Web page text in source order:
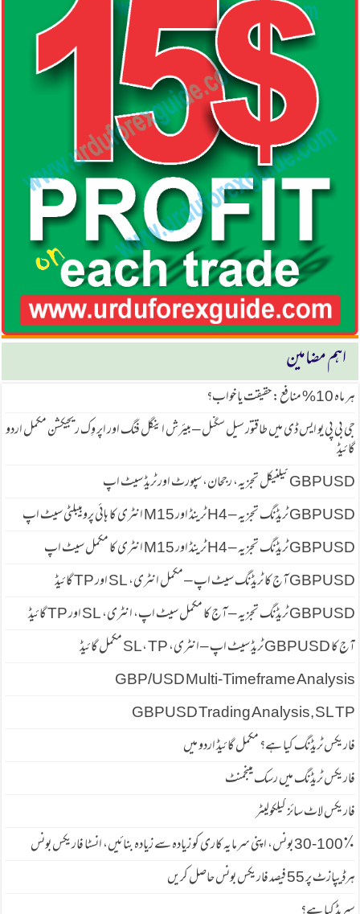
اہم مضامین
ہر ماہ 10% منافع: حقیقت یا خواب؟
جی بی پی یو ایس ڈی میں طاقتور سیل سگنل – بیئرش اینگل فنگ اور اپر وِک ریجیکشن مکمل اردو
گائیڈ
GBPUSD ٹیکنیکل تجزیہ، رجحان، سپورٹ اور ٹریڈ سیٹ اپ
GBPUSD ٹریڈنگ تجزیہ – H4 ٹرینڈ اور M15 انٹری کا ہائی پروبیبلٹی سیٹ اپ
GBPUSD ٹریڈنگ تجزیہ – H4 ٹرینڈ اور M15 انٹری کا مکمل سیٹ اپ
GBPUSD آج کا ٹریڈنگ سیٹ اپ – مکمل انٹری، SL اور TP گائیڈ
GBPUSD ٹریڈنگ تجزیہ – آج کا مکمل سیٹ اپ، انٹری، SL اور TP گائیڈ
آج کا GBPUSD ٹریڈ سیٹ اپ – انٹری، SL، TP مکمل گائیڈ
GBP/USD Multi-Timeframe Analysis
GBPUSD Trading Analysis, SL TP
فاریکس ٹریڈنگ کیا ہے؟ مکمل گائیڈ اردو میں
فاریکس ٹریڈنگ میں رسک مینجمنٹ
فاریکس لاٹ سائز کیلکولیٹر
30-100٪ بونس، اپنی سرمایہ کاری کو زیادہ سے زیادہ بنائیں، انسٹا فاریکس بونس
ہرڈیپازٹ پر 55 فیصد فاریكس بونس حاصل كریں